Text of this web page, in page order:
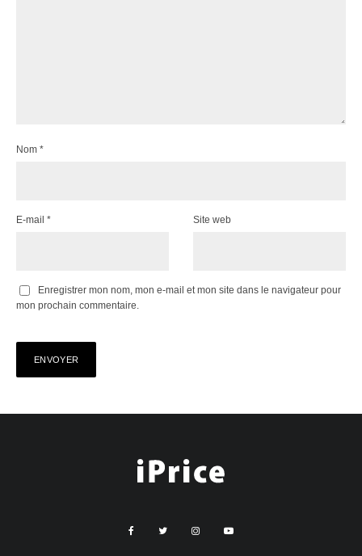
Nom *
E-mail * Site web
Enregistrer mon nom, mon e-mail et mon site dans le navigateur pour
mon prochain commentaire.